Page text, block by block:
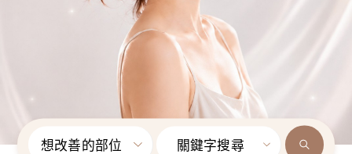
想改善的部位 關鍵字搜尋